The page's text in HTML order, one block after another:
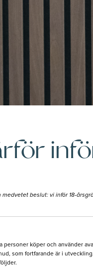
beslut: vi inför 18-
personer köper och använder
som fortfarande är i